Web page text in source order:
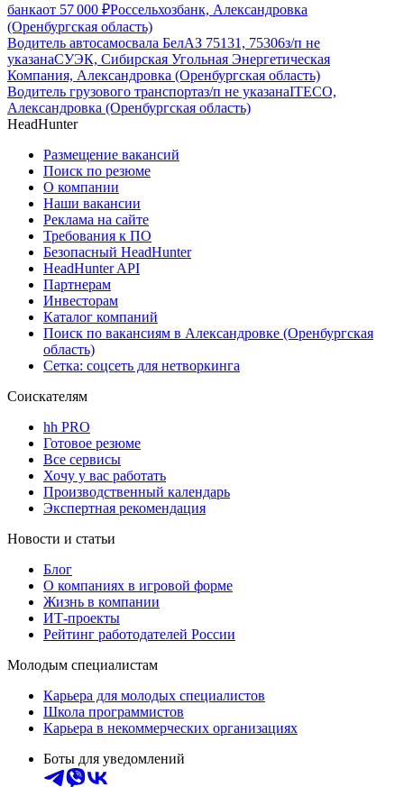
банкаот 57 000 ₽Россельхозбанк, Александровка
(Оренбургская область)
Водитель автосамосвала БелАЗ 75131, 75306з/п не
указанаСУЭК, Сибирская Угольная Энергетическая
Компания, Александровка (Оренбургская область)
Водитель грузового транспортаз/п не указанаITECO,
Александровка (Оренбургская область)
HeadHunter
Размещение вакансий
Поиск по резюме
О компании
Наши вакансии
Реклама на сайте
Требования к ПО
Безопасный HeadHunter
HeadHunter API
Партнерам
Инвесторам
Каталог компаний
Поиск по вакансиям в Александровке (Оренбургская
область)
Сетка: соцсеть для нетворкинга
Соискателям
hh PRO
Готовое резюме
Все сервисы
Хочу у вас работать
Производственный календарь
Экспертная рекомендация
Новости и статьи
Блог
О компаниях в игровой форме
Жизнь в компании
ИТ-проекты
Рейтинг работодателей России
Молодым специалистам
Карьера для молодых специалистов
Школа программистов
Карьера в некоммерческих организациях
Боты для уведомлений